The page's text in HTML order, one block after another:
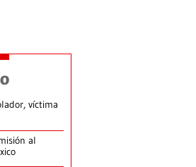
víctima
al